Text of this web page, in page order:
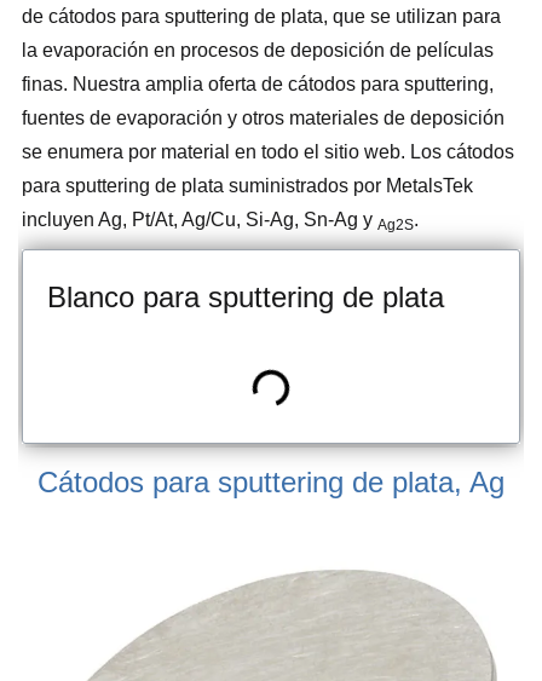
de cátodos para sputtering de plata, que se utilizan para
la evaporación en procesos de deposición de películas
finas. Nuestra amplia oferta de cátodos para sputtering,
fuentes de evaporación y otros materiales de deposición
se enumera por material en todo el sitio web. Los cátodos
para sputtering de plata suministrados por MetalsTek
incluyen Ag, Pt/At, Ag/Cu, Si-Ag, Sn-Ag y Ag2S.
Blanco para sputtering de plata
Cátodos para sputtering de plata, Ag